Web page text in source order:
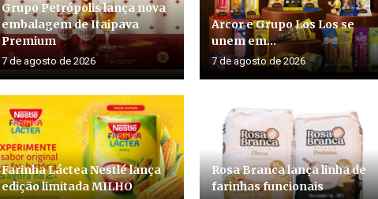
Grupo Petrópolis lança nova
embalagem de Itaipava
Premium
7 de agosto de 2026
Arcor e Grupo Los Los se
unem em...
7 de agosto de 2026
Farinha Láctea Nestlé lança
edição limitada MILHO
Rosa Branca lança linha de
farinhas funcionais